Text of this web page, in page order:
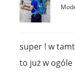
super ! w
to już w ogóle